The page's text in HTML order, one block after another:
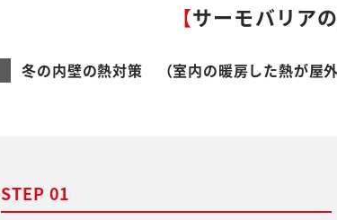
【サーモバリア
冬の内壁の熱対策 （室内の暖房した熱が屋外
STEP 01